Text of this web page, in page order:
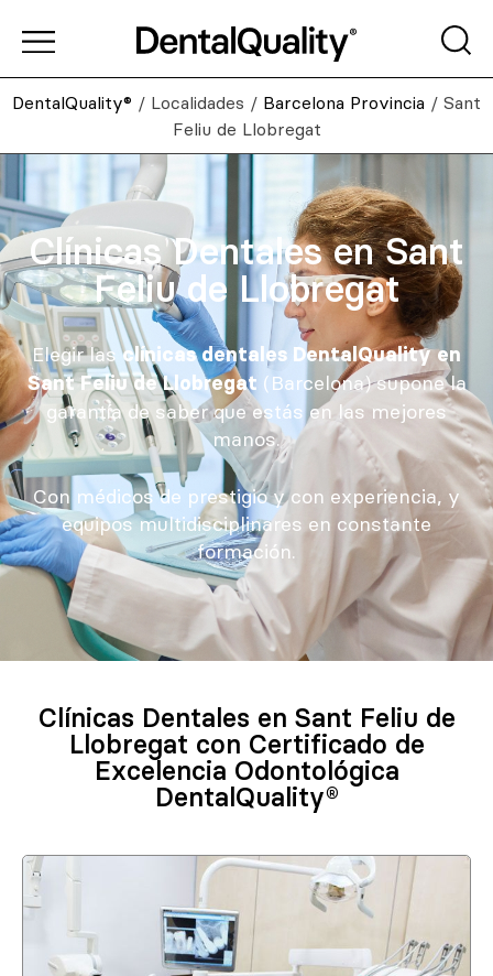
DentalQuality® / Localidades / Barcelona Provincia / Sant
Feliu de Llobregat
Clínicas Dentales en Sant
Feliu de Llobregat
Elegir lasclínicas dentales DentalQuality en
Sant Feliu de Llobregat (Barcelona) supone la
garantía de saber que estás en las mejores
manos.
Con médicos de prestigio y con experiencia, y
equipos multidisciplinares en constante
formación.
Clínicas Dentales en Sant Feliu de
Llobregat con Certificado de
Excelencia Odontológica
DentalQuality®